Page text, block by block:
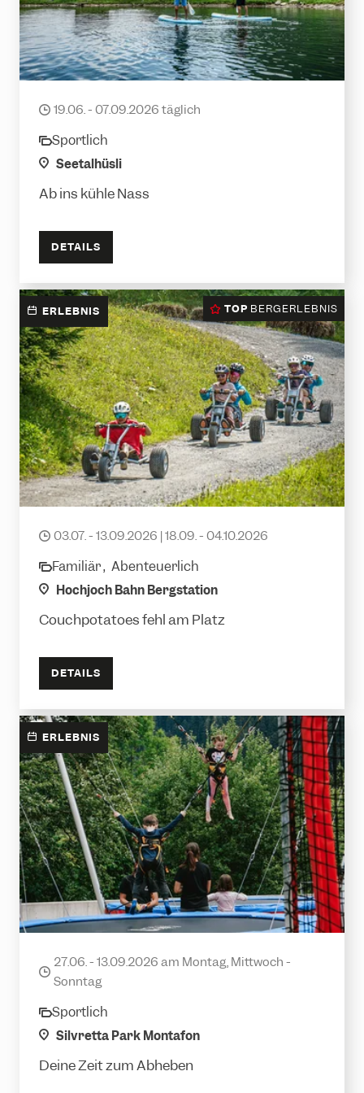
date
19.06. - 07.09.2026 täglich
category
Sportlich
location
Seetalhüsli
Ab ins kühle Nass
DETAILS
ERLEBNIS TOP BERGERLEBNIS
date
03.07. - 13.09.2026 | 18.09. - 04.10.2026
category
Familiär , Abenteuerlich
location
Hochjoch Bahn Bergstation
Couchpotatoes fehl am Platz
DETAILS
ERLEBNIS
date
27.06. - 13.09.2026 am Montag, Mittwoch -
Sonntag
category
Sportlich
location
Silvretta Park Montafon
Deine Zeit zum Abheben